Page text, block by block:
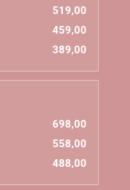
519,00
459,00
389,00
698,00
558,00
488,00